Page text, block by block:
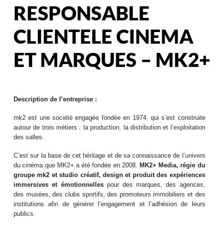
RESPONSABLE
CLIENTELE CINEMA
ET MARQUES – MK2+
Description de l’entreprise :
mk2 est une société engagée fondée en 1974, qui s’est construite
autour de trois métiers : la production, la distribution et l’exploitation
des salles.
C’est sur la base de cet héritage et de sa connaissance de l’univers
du cinéma que MK2+ a été fondée en 2008. MK2+ Media, régie du
groupe mk2 et studio créatif, design et produit des expériences
immersives et émotionnellespour des marques, des agences,
des musées, des clubs sportifs, des promoteurs immobiliers et des
institutions afin de générer l’engagement et l’adhésion de leurs
publics.